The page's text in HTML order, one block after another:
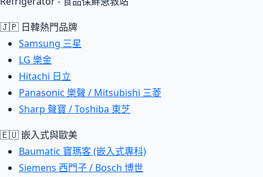
🇯🇵 日韓熱門品牌
Samsung 三星
LG 樂金
Hitachi 日立
Panasonic 樂聲 / Mitsubishi 三菱
Sharp 聲寶 / Toshiba 東芝
🇪🇺 嵌入式與歐美
Baumatic 寶瑪客 (嵌入式專科)
Siemens 西門子 / Bosch 博世